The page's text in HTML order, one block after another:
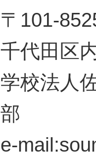
〒101-
千代田区
学校法人
部
e-